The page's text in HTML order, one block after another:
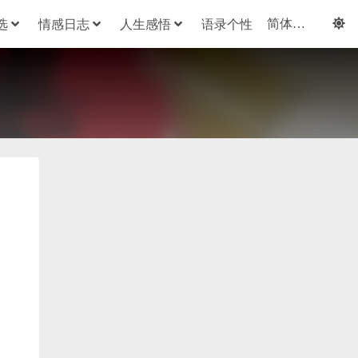
情感日志 人生感悟 语录个性